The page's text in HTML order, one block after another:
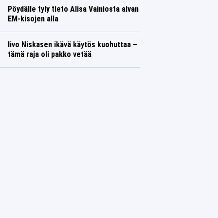
Pöydälle tyly tieto Alisa Vainiosta aivan
EM-kisojen alla
Iivo Niskasen ikävä käytös kuohuttaa –
tämä raja oli pakko vetää